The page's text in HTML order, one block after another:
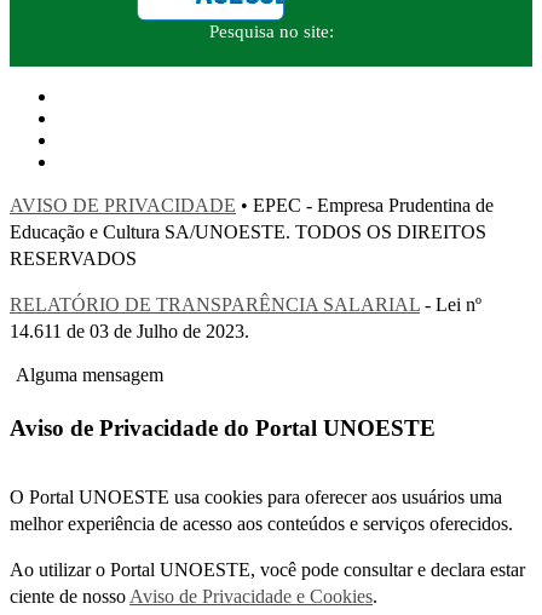
Pesquisa no site:
AVISO DE PRIVACIDADE • EPEC - Empresa Prudentina de
Educação e Cultura SA/UNOESTE. TODOS OS DIREITOS
RESERVADOS
RELATÓRIO DE TRANSPARÊNCIA SALARIAL - Lei nº
14.611 de 03 de Julho de 2023.
Alguma mensagem
Aviso de Privacidade do Portal UNOESTE
O Portal UNOESTE usa cookies para oferecer aos usuários uma
melhor experiência de acesso aos conteúdos e serviços oferecidos.
Ao utilizar o Portal UNOESTE, você pode consultar e declara estar
ciente de nosso Aviso de Privacidade e Cookies.